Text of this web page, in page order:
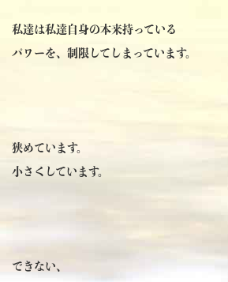
私達は私達自身の本来持っている
パワーを、制限してしまっています。
狭めています。
小さくしています。
できない、